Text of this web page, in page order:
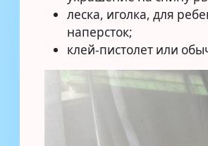
леска, иголка, для
наперсток;
клей-пистолет или